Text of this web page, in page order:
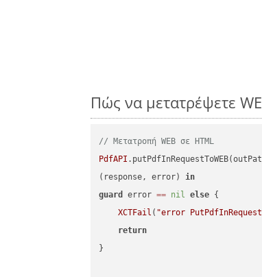
Πώς να μετατρέψετε
// Μετατροπή WEB σε HTML
PdfAPI
(response, error) in
guard
error == nil else {
XCTFail ( "error
return
}